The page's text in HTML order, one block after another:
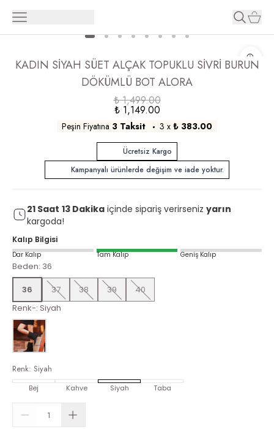
KADIN SİYAH SÜET ALÇAK TOPUKLU SİVRİ BURUN
DÖKÜMLÜ BOT ALORA
₺ 1,499.00
₺ 1,149.00
Peşin Fiyatına 3 Taksit 3 x ₺ 383.00
Ücretsiz Kargo
Kampanyalı ürünlerde değişim ve iade yoktur.
21 Saat 13 Dakika içinde sipariş verirsenizyarın
kargoda!
Kalıp Bilgisi
Dar Kalıp Tam Kalıp Geniş Kalıp
Beden: 36
36
37 38 39
40
Renk-: Siyah
Renk: Siyah
Bej Kahve Siyah Taba